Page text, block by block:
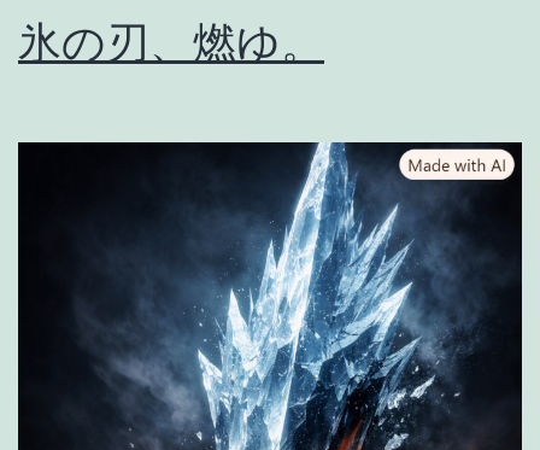
氷の刃、燃ゆ。